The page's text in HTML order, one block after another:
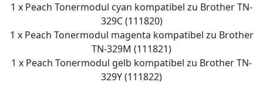
1 x Peach Tonermodul cyan kompatibel zu Brother TN-
329C (111820)
1 x Peach Tonermodul magenta kompatibel zu Brother
TN-329M (111821)
1 x Peach Tonermodul gelb kompatibel zu Brother TN-
329Y (111822)